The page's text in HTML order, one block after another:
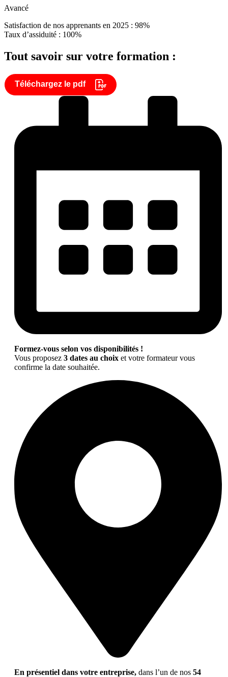
Avancé
Satisfaction de nos apprenants en 2025 : 98%
Taux d’assiduité : 100%
Tout savoir sur votre formation :
Téléchargez le pdf
Formez-vous selon vos disponibilités !
Vous proposez 3 dates au choix et votre formateur vous
confirme la date souhaitée.
En présentiel dans votre entreprise, dans l’un de nos 54